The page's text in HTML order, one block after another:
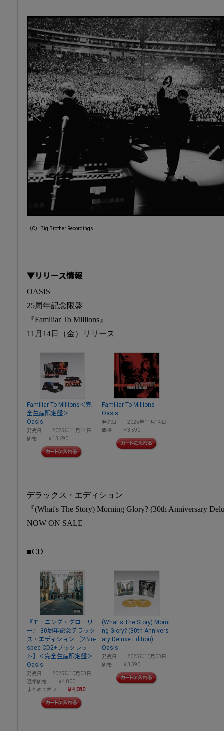
（C）Big Brother Recordings
▼リリース情報
OASIS
25周年記念限盤
『Familiar To Millions』
11月14日（金）リリース
Familiar To Millions＜完
全生産限定盤＞
Oasis
発売日
2025年11月14日
価格
￥13,690
Familiar To Millions
Oasis
発売日
2025年11月14日
価格
￥3,590
デラックス・エディション
『(What's The Story) Morning Glory? (30th Anniversary
NOW ON SALE
■CD
『モーニング・グローリ
ー』 30周年記念デラック
ス・エディション ［2Blu-
spec CD2+ブックレッ
ト］＜完全生産限定盤＞
Oasis
発売日
2025年10月03日
通常価格
￥4,800
まとめてオフ
￥4,080
(What's The Story) Morni
ng Glory? (30th Annivers
ary Deluxe Edition)
Oasis
発売日
2025年10月03日
価格
￥3,590